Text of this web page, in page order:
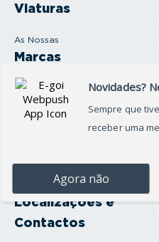
Viaturas
As Nossas
Marcas
Produtos e serviços
Oficina
Onde Estamos
Localizações e
Contactos